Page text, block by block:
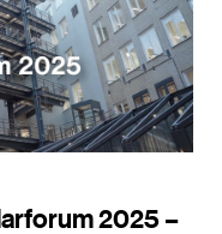
2025 –